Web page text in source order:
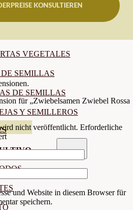
VEGETALES
SEMILLAS
DE SEMILLAS
Y SEMILLEROS
KONSULTIEREN
für „Zwiebelsamen Zwiebel Rossa
nicht veröffentlicht. Erforderliche
und Website in diesem Browser für
speichern.